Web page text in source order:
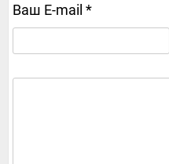
Ваш E-mail *